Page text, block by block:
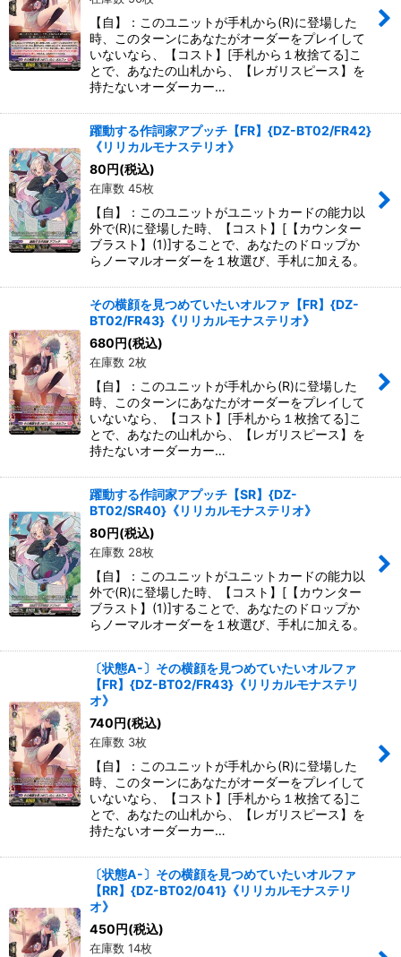
【自】：このユニットが手札から(R)に登場した
時、このターンにあなたがオーダーをプレイして
いないなら、【コスト】[手札から１枚捨てる]こ
とで、あなたの山札から、【レガリスピース】を
持たないオーダーカー…
躍動する作詞家アプッチ【FR】{DZ-BT02/FR42}
《リリカルモナステリオ》
80円(税込)
在庫数 45枚
【自】：このユニットがユニットカードの能力以
外で(R)に登場した時、【コスト】[【カウンター
ブラスト】(1)]することで、あなたのドロップか
らノーマルオーダーを１枚選び、手札に加える。
その横顔を見つめていたいオルファ【FR】{DZ-
BT02/FR43}《リリカルモナステリオ》
680円(税込)
在庫数 2枚
【自】：このユニットが手札から(R)に登場した
時、このターンにあなたがオーダーをプレイして
いないなら、【コスト】[手札から１枚捨てる]こ
とで、あなたの山札から、【レガリスピース】を
持たないオーダーカー…
躍動する作詞家アプッチ【SR】{DZ-
BT02/SR40}《リリカルモナステリオ》
80円(税込)
在庫数 28枚
【自】：このユニットがユニットカードの能力以
外で(R)に登場した時、【コスト】[【カウンター
ブラスト】(1)]することで、あなたのドロップか
らノーマルオーダーを１枚選び、手札に加える。
〔状態A-〕その横顔を見つめていたいオルファ
【FR】{DZ-BT02/FR43}《リリカルモナステリ
オ》
740円(税込)
在庫数 3枚
【自】：このユニットが手札から(R)に登場した
時、このターンにあなたがオーダーをプレイして
いないなら、【コスト】[手札から１枚捨てる]こ
とで、あなたの山札から、【レガリスピース】を
持たないオーダーカー…
〔状態A-〕その横顔を見つめていたいオルファ
【RR】{DZ-BT02/041}《リリカルモナステリ
オ》
450円(税込)
在庫数 14枚